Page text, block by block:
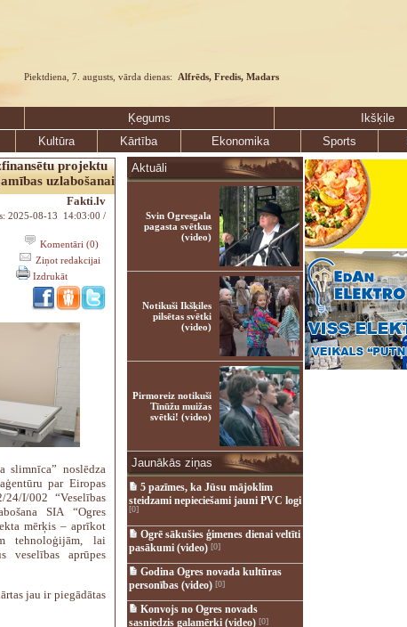
Piektdiena, 7. augusts, vārda dienas: Alfrēds, Fredis, Madars
Ķegums
Ikšķile
Kultūra Kārtība Ekonomika Sports
projektu
uzlabošanai
Fakti.lv
2025-08-13 14:03:00 /
Komentāri (0)
Ziņot redakcijai
Izdrukāt
slimnīca” noslēdza
par Eiropas
I/002 “Veselības
SIA “Ogres
mērķis – aprīkot
tehnoloģijām, lai
veselības aprūpes
jau ir piegādātas
Aktuāli
Svin Ogresgala
pagasta svētkus
(video)
Notikuši Ikšķiles
pilsētas svētki
(video)
Pirmoreiz notikuši
Tīnūžu muižas
svētki! (video)
Jaunākās ziņas
5 pazīmes, ka Jūsu mājoklim
steidzami nepieciešami jauni PVC logi
[0]
Ogrē sākušies ģimenes dienai veltīti
pasākumi (video)[0]
Godina Ogres novada kultūras
personības (video)[0]
Konvojs no Ogres novads
sasniedzis galamērķi (video)[0]